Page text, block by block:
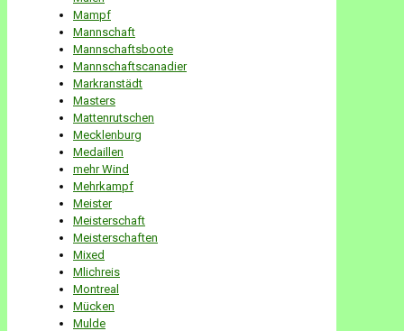
Mampf
Mannschaft
Mannschaftsboote
Mannschaftscanadier
Markranstädt
Masters
Mattenrutschen
Mecklenburg
Medaillen
mehr Wind
Mehrkampf
Meister
Meisterschaft
Meisterschaften
Mixed
Mlichreis
Montreal
Mücken
Mulde